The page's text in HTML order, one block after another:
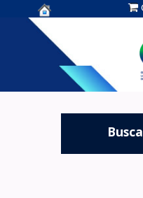
Centro de
Documentación
OLADE -